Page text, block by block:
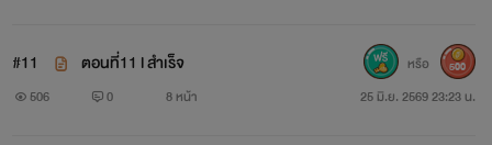
#11 ตอนที่11 l สำเร็จ
506 0 8 หน้า 25 มิ.ย. 2569 23:23 น.
หรือ 500